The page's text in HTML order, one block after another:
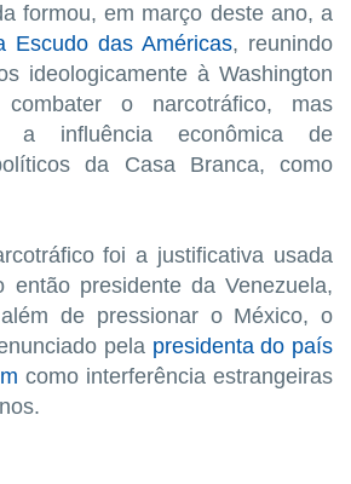
formou, em março deste ano, a
Escudo das Américas, reunindo
ideologicamente à Washington
o narcotráfico, mas
a influência econômica de
da Casa Branca, como
foi a justificativa usada
então presidente da Venezuela,
de pressionar o México, o
pela presidenta do país
como interferência estrangeiras